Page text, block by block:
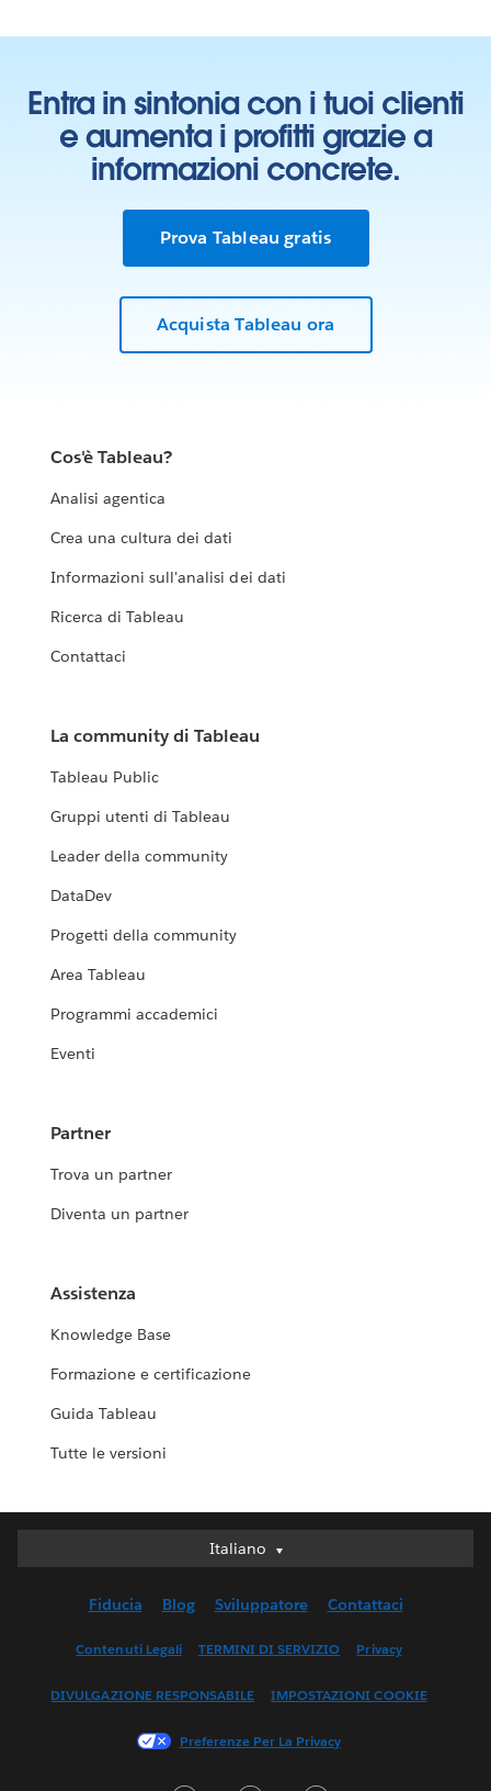
Entra in sintonia con i tuoi clienti
e aumenta i profitti grazie a
informazioni concrete.
Prova Tableau gratis
Acquista Tableau ora
Cos'è Tableau?
Analisi agentica
Crea una cultura dei dati
Informazioni sull'analisi dei dati
Ricerca di Tableau
Contattaci
La community di Tableau
Tableau Public
Gruppi utenti di Tableau
Leader della community
DataDev
Progetti della community
Area Tableau
Programmi accademici
Eventi
Partner
Trova un partner
Diventa un partner
Assistenza
Knowledge Base
Formazione e certificazione
Guida Tableau
Tutte le versioni
Italiano
Italiano
English (UK)
Français (Canada)
Fiducia Blog Sviluppatore Contattaci
Contenuti Legali TERMINI DI SERVIZIO Privacy
DIVULGAZIONE RESPONSABILE IMPOSTAZIONI COOKIE
Preferenze Per La Privacy